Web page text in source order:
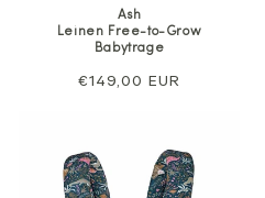
Ash
Leinen Free-to-Grow
Babytrage
Regulärer
€149,00 EUR